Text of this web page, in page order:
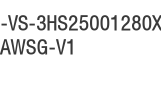
VS-
V1